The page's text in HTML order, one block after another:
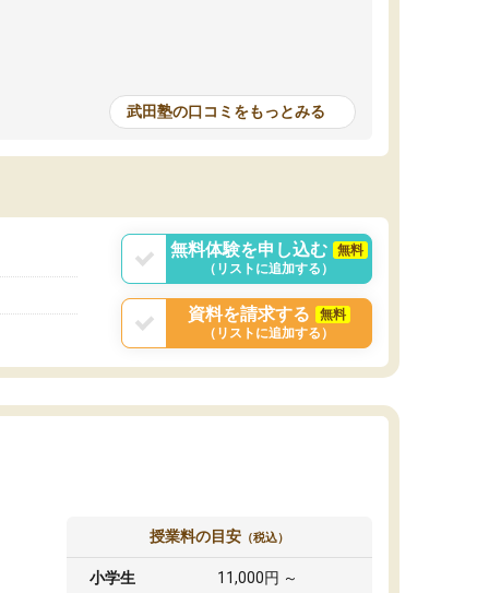
武田塾の口コミをもっとみる
無料体験を申し込む
無料
（リストに追加する）
資料を請求する
無料
（リストに追加する）
授業料の目安 （税込）
小学生 11,000円 ～